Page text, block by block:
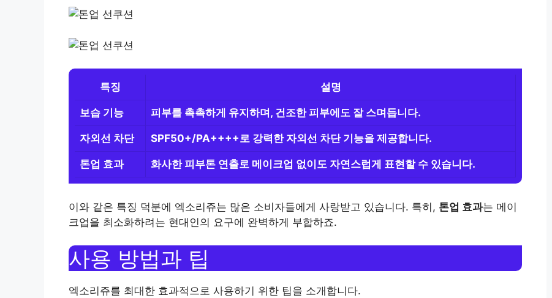
특징 설명
보습 기능 피부를 촉촉하게 유지하며, 건조한 피부에도 잘 스며듭니다.
자외선 차단 SPF50+/PA++++로 강력한 자외선 차단 기능을 제공합니다.
톤업 효과 화사한 피부톤 연출로 메이크업 없이도 자연스럽게 표현할 수 있습니다.
이와 같은 특징 덕분에 엑소리쥬는 많은 소비자들에게 사랑받고 있습니다. 특히, 톤업 효과는 메이
크업을 최소화하려는 현대인의 요구에 완벽하게 부합하죠.
사용 방법과 팁
엑소리쥬를 최대한 효과적으로 사용하기 위한 팁을 소개합니다.